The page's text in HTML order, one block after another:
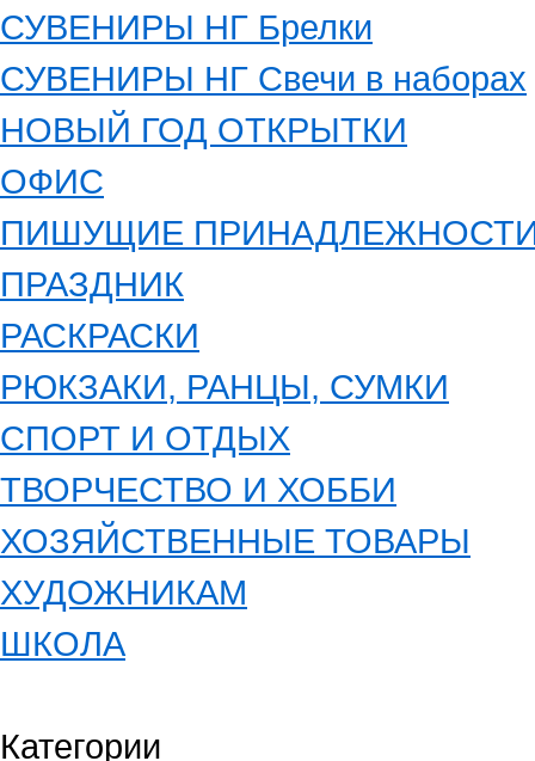
СУВЕНИРЫ НГ Брелки
СУВЕНИРЫ НГ Свечи в наборах
НОВЫЙ ГОД ОТКРЫТКИ
ОФИС
ПИШУЩИЕ
ПРАЗДНИК
РАСКРАСКИ
РЮКЗАКИ, РАНЦЫ, СУМКИ
СПОРТ И ОТДЫХ
ТВОРЧЕСТВО И ХОББИ
ХОЗЯЙСТВЕННЫЕ ТОВАРЫ
ХУДОЖНИКАМ
ШКОЛА
Категории